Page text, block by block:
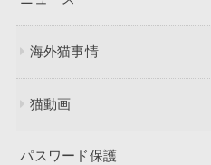
海外猫事情
猫動画
パスワード保護